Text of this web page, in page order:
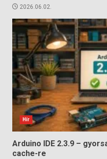
2026.06.02.
Hír
Arduino IDE 2.3.9 –
cache-re